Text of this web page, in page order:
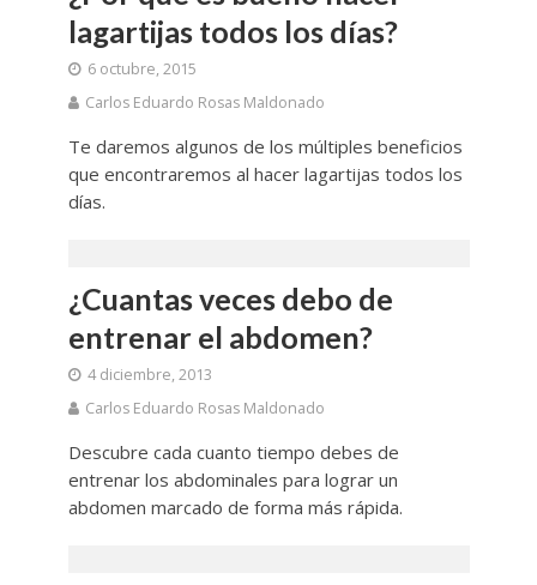
lagartijas todos los días?
6 octubre, 2015
Carlos Eduardo Rosas Maldonado
Te daremos algunos de los múltiples beneficios
que encontraremos al hacer lagartijas todos los
días.
¿Cuantas veces debo de
entrenar el abdomen?
4 diciembre, 2013
Carlos Eduardo Rosas Maldonado
Descubre cada cuanto tiempo debes de
entrenar los abdominales para lograr un
abdomen marcado de forma más rápida.